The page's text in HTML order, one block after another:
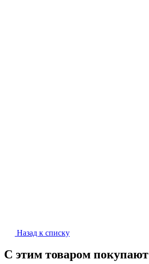
Назад к списку
С этим товаром покупают